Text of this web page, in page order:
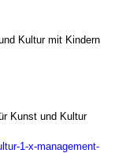
Kultur mit Kindern
Kunst und Kultur
1-x-management-